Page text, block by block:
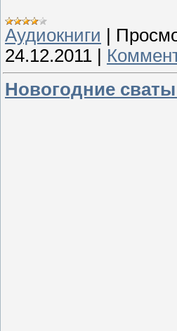
Аудиокниги
24.12.2011
Новогодние сваты